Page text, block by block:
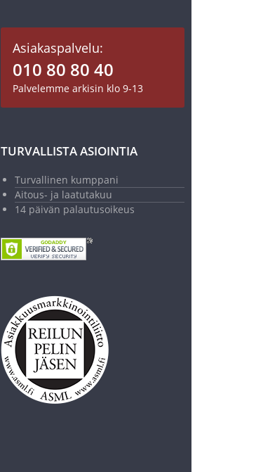
29,00 €
Asiakaspalvelu:
010 80 80 40
Palvelemme arkisin klo 9-13
TURVALLISTA ASIOINTIA
Turvallinen kumppani
Aitous- ja laatutakuu
14 päivän palautusoikeus